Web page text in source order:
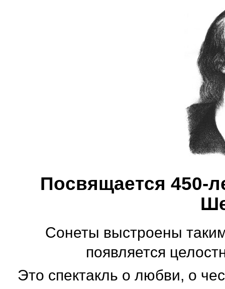
Посвящается 450-
Сонеты выстроены
появляется
Это спектакль о любви, о